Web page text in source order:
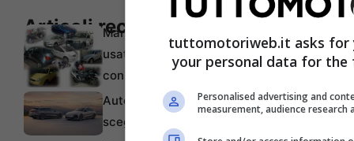
Articoli recentiManutenzione dell’auto
usata a lungo termine: i
consigli degli esperti
Auto elettriche: perché
scegliere Audi
tuttomotoriweb.it asks for
your personal data for the
Personalised advertising and
measurement, audience research